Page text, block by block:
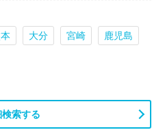
大分 宮崎
鹿児島
索する